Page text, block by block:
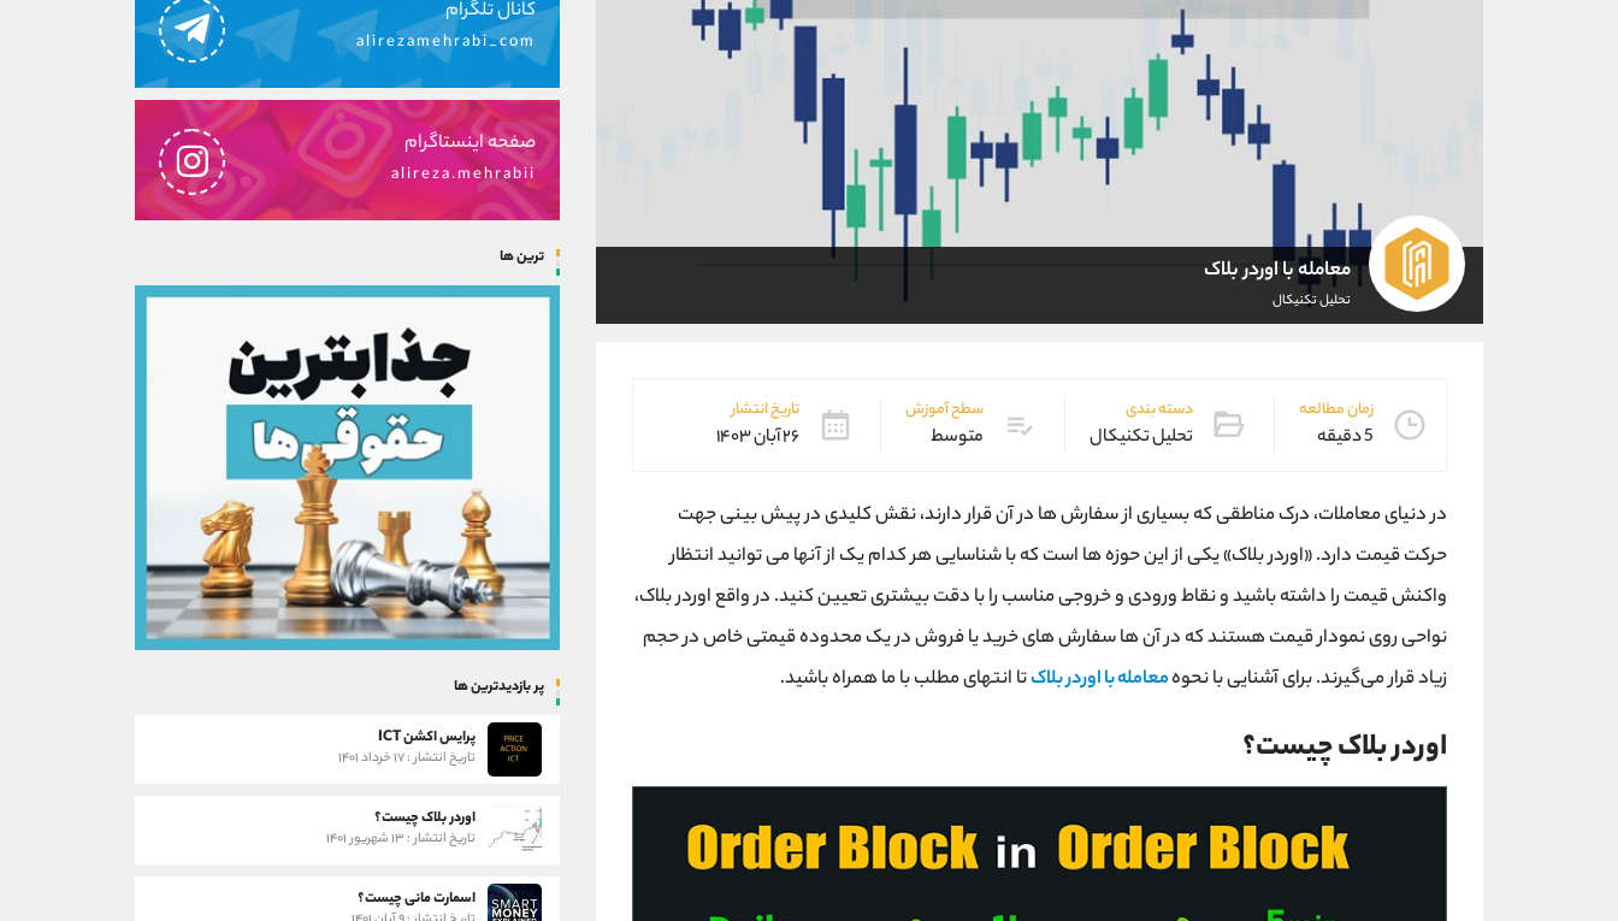
معامله با اوردر بلاک
تحلیل تکنیکال
زمان مطالعه
5 دقیقه
دسته بندی
تحلیل تکنیکال
سطح آموزش
متوسط
تاریخ انتشار
۲۶ آبان ۱۴۰۳
در دنیای معاملات، درک مناطقی که بسیاری از سفارش ‌ها در آن قرار دارند، نقش کلیدی در پیش ‌بینی جهت
حرکت قیمت دارد. «اوردر بلاک» یکی از این حوزه ‌ها است که با شناسایی هر کدام یک از آنها می ‌توانید انتظار
واکنش قیمت را داشته باشید و نقاط ورودی و خروجی مناسب را با دقت بیشتری تعیین کنید. در واقع اوردر بلاک،
نواحی روی نمودار قیمت هستند که در آن ‌ها سفارش ‌های خرید یا فروش در یک محدوده قیمتی خاص در حجم
زیاد قرار می‌گیرند. برای آشنایی با نحوهمعامله با اوردر بلاکتا انتهای مطلب با ما همراه باشید.
اوردر بلاک چیست؟
کانال تلگرام
alirezamehrabi_com
صفحه اینستاگرام
alireza.mehrabii
ترین ها
پر بازدیدترین ها
پرایس اکشن ICT
تاریخ انتشار : ۱۷ خرداد ۱۴۰۱
اوردر بلاک چیست؟
تاریخ انتشار : ۱۳ شهریور ۱۴۰۱
اسمارت مانی چیست؟